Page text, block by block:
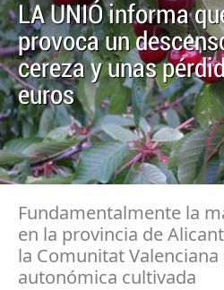
LA UNIÓ informa
provoca un
cereza y unas
euros
Fundamentalmente la
en la provincia de
la Comunitat
autonómica cultivada